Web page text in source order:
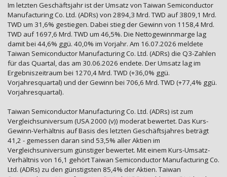
Im letzten Geschäftsjahr ist der Umsatz von Taiwan Semiconductor
Manufacturing Co. Ltd. (ADRs) von 2894,3 Mrd. TWD auf 3809,1 Mrd.
TWD um 31,6% gestiegen. Dabei stieg der Gewinn von 1158,4 Mrd.
TWD auf 1697,6 Mrd. TWD um 46,5%. Die Nettogewinnmarge lag
damit bei 44,6% ggü. 40,0% im Vorjahr. Am 16.07.2026 meldete
Taiwan Semiconductor Manufacturing Co. Ltd. (ADRs) die Q3-Zahlen
für das Quartal, das am 30.06.2026 endete. Der Umsatz lag im
Ergebniszeitraum bei 1270,4 Mrd. TWD (+36,0% ggü.
Vorjahresquartal) und der Gewinn bei 706,6 Mrd. TWD (+77,4% ggü.
Vorjahresquartal).
Taiwan Semiconductor Manufacturing Co. Ltd. (ADRs) ist zum
Vergleichsuniversum (USA 2000 (v)) moderat bewertet. Das Kurs-
Gewinn-Verhältnis auf Basis des letzten Geschäftsjahres beträgt
41,2 - gemessen daran sind 53,5% aller Aktien im
Vergleichsuniversum günstiger bewertet. Mit einem Kurs-Umsatz-
Verhältnis von 16,1 gehört Taiwan Semiconductor Manufacturing Co.
Ltd. (ADRs) zu den günstigsten 85,4% der Aktien. Taiwan